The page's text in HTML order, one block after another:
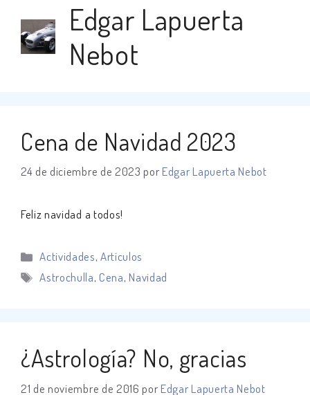
Edgar Lapuerta
Nebot
Cena de Navidad 2023
24 de diciembre de 2023 por Edgar Lapuerta Nebot
Feliz navidad a todos!
Categorías
Actividades,Artículos
Etiquetas
Astrochulla, Cena, Navidad
¿Astrología? No, gracias
21 de noviembre de 2016 por Edgar Lapuerta Nebot